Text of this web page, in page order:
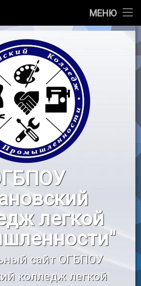
МЕНЮ
легкой
сайт ОГБПОУ
колледж легкой